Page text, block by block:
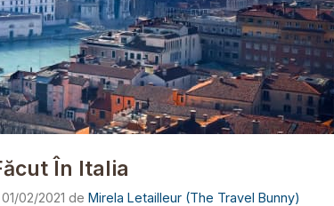
În Italia
01/02/2021 de Mirela Letailleur (The Travel Bunny)